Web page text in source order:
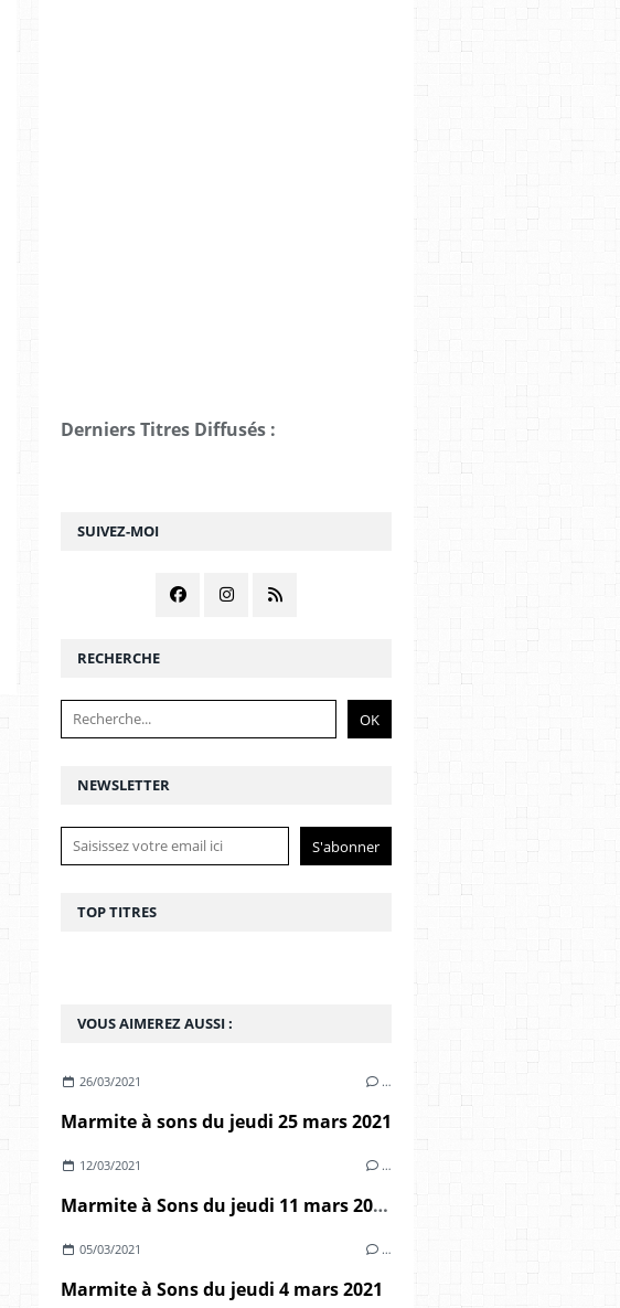
NEWSLETTER
SUIVEZ-MOI
RECHERCHE
VOUS AIMEREZ AUSSI :
26/03/2021 …
Marmite à sons du jeudi 25 mars 2021
12/03/2021 …
Marmite à Sons du jeudi 11 mars 2021
05/03/2021 …
Marmite à Sons du jeudi 4 mars 2021
Derniers Titres Diffusés :
TOP TITRES